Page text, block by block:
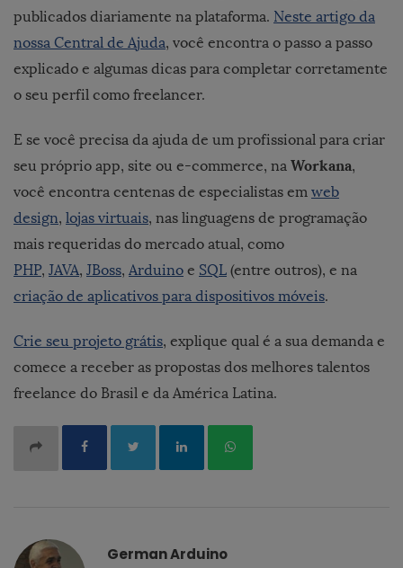
publicados diariamente na plataforma. Neste artigo da
nossa Central de Ajuda, você encontra o passo a passo
explicado e algumas dicas para completar corretamente
o seu perfil como freelancer.
E se você precisa da ajuda de um profissional para criar
seu próprio app, site ou e-commerce, na Workana,
você encontra centenas de especialistas em web
design, lojas virtuais, nas linguagens de programação
mais requeridas do mercado atual, como
PHP, JAVA, JBoss, Arduino e SQL (entre outros), e na
criação de aplicativos para dispositivos móveis.
Crie seu projeto grátis, explique qual é a sua demanda e
comece a receber as propostas dos melhores talentos
freelance do Brasil e da América Latina.
German Arduino